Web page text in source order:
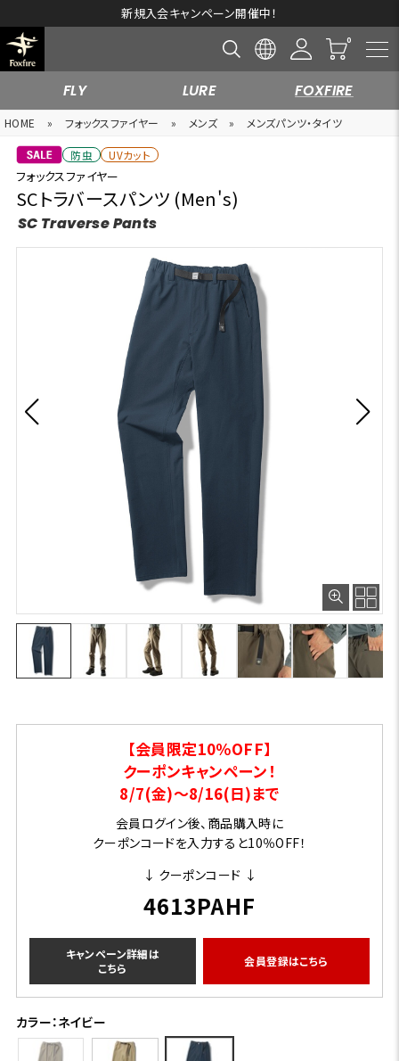
新規入会キャンペーン開催中！
FLY LURE FOXFIRE
HOME » フォックスファイヤー » メンズ » メンズパンツ・タイツ
防虫 UVカット
フォックスファイヤー
SCトラバースパンツ (Men's)
SC Traverse Pants
【会員限定10％OFF】
クーポンキャンペーン！
8/7(金)～8/16(日)まで
会員ログイン後、商品購入時に
クーポンコードを入力すると10％OFF！
↓ クーポンコード ↓
4613PAHF
キャンペーン詳細は
こちら
会員登録はこちら
カラー：ネイビー